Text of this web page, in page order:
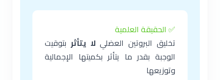
✅ الحقيقة العلمية
تخليق البروتين العضلي لا يتأثر بتوقيت
الوجبة بقدر ما يتأثر بكميتها الإجمالية
وتوزيعها